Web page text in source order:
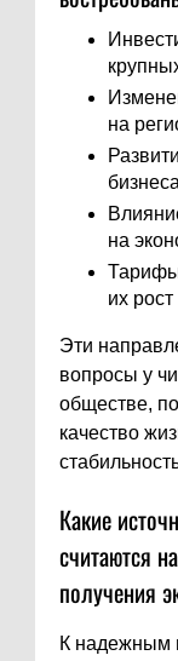
на
бизнеса
на
Тарифы
их рост
Эти
вопросы у
обществе,
качество
Какие
считаются
получения
К надежным